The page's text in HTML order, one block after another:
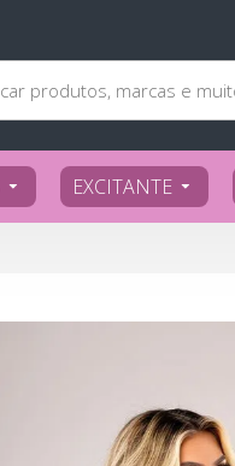
EXCITANTE